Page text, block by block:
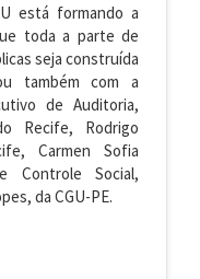
está formando a
toda a parte de
seja construída
também com a
de Auditoria,
Recife, Rodrigo
Carmen Sofia
Controle Social,
da CGU-PE.